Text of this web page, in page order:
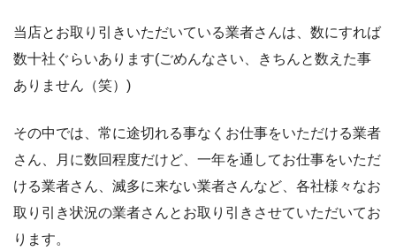
当店とお取り引きいただいている業者さんは、数にすれば
数十社ぐらいあります(ごめんなさい、きちんと数えた事
ありません（笑）)
その中では、常に途切れる事なくお仕事をいただける業者
さん、月に数回程度だけど、一年を通してお仕事をいただ
ける業者さん、滅多に来ない業者さんなど、各社様々なお
取り引き状況の業者さんとお取り引きさせていただいてお
ります。